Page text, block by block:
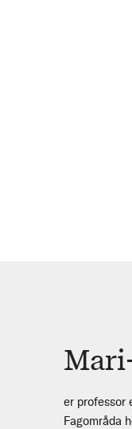
er professor
Fagområda